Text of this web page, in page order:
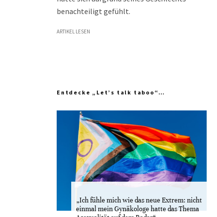
benachteiligt gefühlt.
ARTIKEL LESEN
Entdecke „Let’s talk taboo“…
„Ich fühle mich wie das neue Extrem: nicht
einmal mein Gynäkologe hatte das Thema